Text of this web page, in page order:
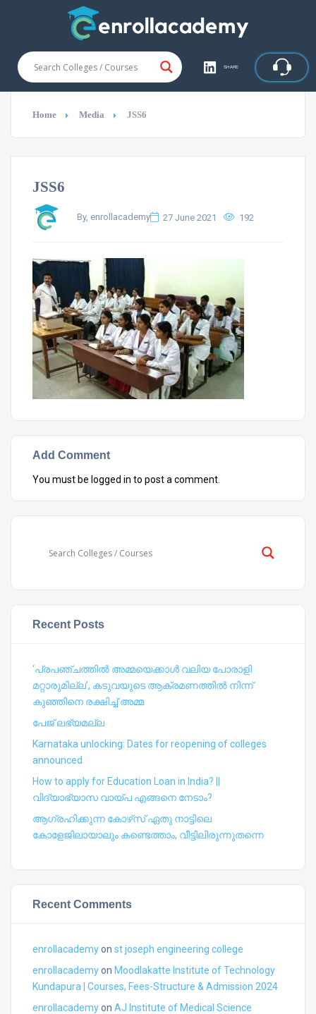
SHARE
Home Media JSS6
JSS6
By, enrollacademy 27 June 2021 192
Add Comment
You must be logged in to post a comment.
Recent Posts
‘പ്രപഞ്ചത്തില്‍ അമ്മയെക്കാള്‍ വലിയ പോരാളി
മറ്റാരുമില്ല’, കടുവയുടെ ആക്രമണത്തില്‍ നിന്ന്
കുഞ്ഞിനെ രക്ഷിച്ച് അമ്മ
പേജ് ലഭ്യമല്ല
Karnataka unlocking: Dates for reopening of colleges
announced
How to apply for Education Loan in India? ||
വിദ്യാഭ്യാസ വായ്പ എങ്ങനെ നേടാം?
ആഗ്രഹിക്കുന്ന കോഴ്‍സ് ഏതു നാട്ടിലെ
കോളേജിലായാലും കണ്ടെത്താം, വീട്ടിലിരുന്നുതന്നെ
Recent Comments
enrollacademyon st joseph engineering college
enrollacademyon Moodlakatte Institute of Technology
Kundapura | Courses, Fees-Structure & Admission 2024
enrollacademyon AJ Institute of Medical Science